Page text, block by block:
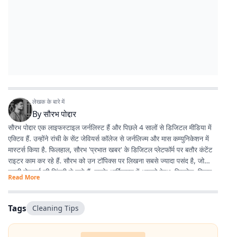
लेखक के बारे में
Byसौरभ पोद्दार
सौरभ पोद्दार एक लाइफस्टाइल जर्नलिस्ट हैं और पिछले 4 सालों से डिजिटल मीडिया में
एक्टिव हैं. उन्होंने रांची के सेंट जेवियर्स कॉलेज से जर्नलिज्म और मास कम्युनिकेशन में
मास्टर्स किया है. फिलहाल, सौरभ 'प्रभात खबर' के डिजिटल प्लेटफॉर्म पर बतौर कंटेंट
राइटर काम कर रहे हैं. सौरभ को उन टॉपिक्स पर लिखना सबसे ज्यादा पसंद है, जो
हमारी रोजमर्रा की जिंदगी से जुड़े हैं. उनके आर्टिकल्स में आपको हेल्थ, फिटनेस, स्किन-
हेयर केयर, पेरेंटिंग, हेल्दी रेसिपीज, घरेलू नुस्खे, रिलेशनशिप और वास्तु शास्त्र जैसी
उपयोगी जानकारियां मिलेंगी. फिटनेस और अच्छी सेहत सौरभ की निजी जिंदगी का भी
अहम हिस्सा हैं. वे जिन विषयों पर लिखते हैं, उन्हें अपनी रूटीन में फॉलो भी करते हैं.
उनका मानना है कि जब आप किसी चीज को खुद एक्सपीरियंस करते हैं, तभी दूसरों तक
सही और प्रैक्टिकल जानकारी पहुंचा सकते हैं. उनकी हमेशा यही कोशिश रहती है कि वे
Read More
Tags Cleaning Tips